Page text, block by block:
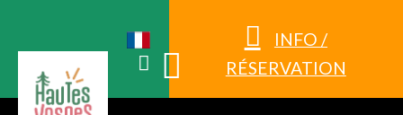
INFO /
RÉSERVATION